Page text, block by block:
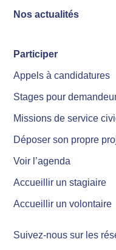
Nos actualités
Participer
Appels à candidatures
Stages pour
Missions de service
Déposer son propre
Voir l’agenda
Accueillir un stagiaire
Accueillir un volontaire
Suivez-nous sur les